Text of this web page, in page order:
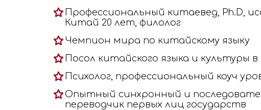
Профессиональный китаевед, Ph.D,
Китай 20 лет, филолог
Чемпион мира по китайскому языку
Посол китайского языка и культуры
Психолог, профессиональный коуч
Опытный синхронный и
переводчик первых лиц государств